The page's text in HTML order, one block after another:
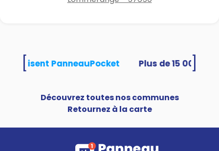
utilisent PanneauPocket
Découvrez toutes nos communes
Retournez à la carte